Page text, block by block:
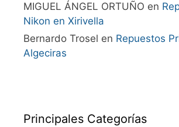
MIGUEL ÁNGEL ORTUÑO en
Nikon en Xirivella
Bernardo Trosel en Repuestos
Algeciras
Principales Categorías